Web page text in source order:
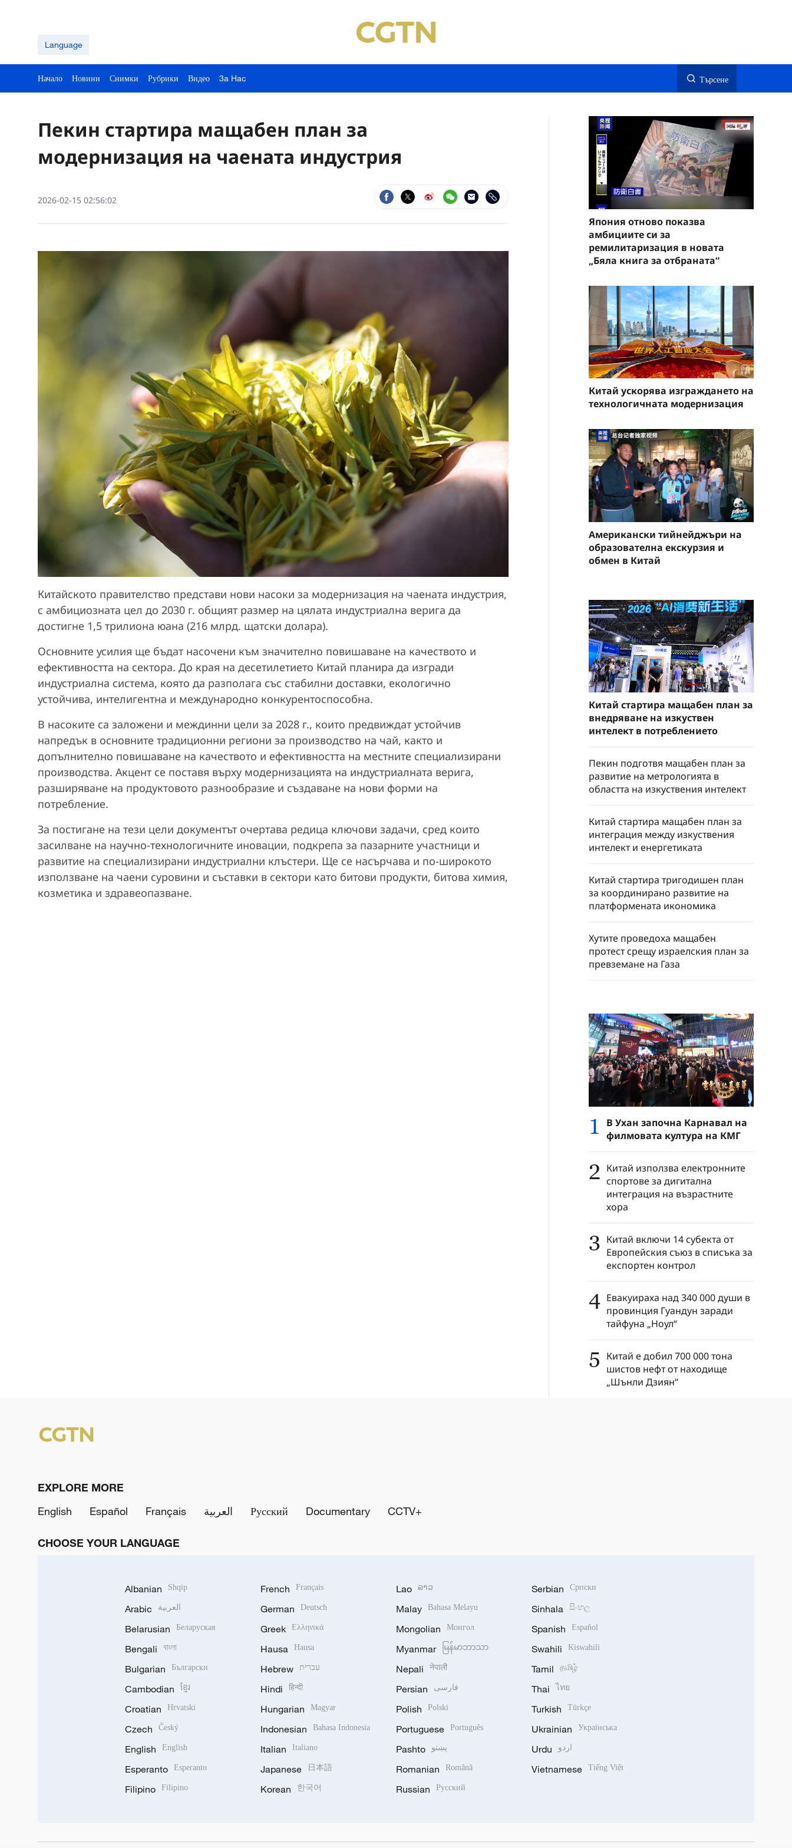
Language
Начало Новини Снимки Рубрики Видео 3a Hac Търсене
Пекин стартира мащабен план за
модернизация на чаената индустрия
2026-02-15 02:56:02
Китайското правителство представи нови насоки за модернизация на чаената индустрия,
с амбициозната цел до 2030 г. общият размер на цялата индустриална верига да
достигне 1,5 трилиона юана (216 млрд. щатски долара).
Основните усилия ще бъдат насочени към значително повишаване на качеството и
ефективността на сектора. До края на десетилетието Китай планира да изгради
индустриална система, която да разполага със стабилни доставки, екологично
устойчива, интелигентна и международно конкурентоспособна.
В насоките са заложени и междинни цели за 2028 г., които предвиждат устойчив
напредък в основните традиционни региони за производство на чай, както и
допълнително повишаване на качеството и ефективността на местните специализирани
производства. Акцент се поставя върху модернизацията на индустриалната верига,
разширяване на продуктовото разнообразие и създаване на нови форми на
потребление.
За постигане на тези цели документът очертава редица ключови задачи, сред които
засилване на научно-технологичните иновации, подкрепа за пазарните участници и
развитие на специализирани индустриални клъстери. Ще се насърчава и по-широкото
използване на чаени суровини и съставки в сектори като битови продукти, битова химия,
козметика и здравеопазване.
Япония отново показва
амбициите си за
ремилитаризация в новата
„Бяла книга за отбраната“
Китай ускорява изграждането на
технологичната модернизация
Американски тийнейджъри на
образователна екскурзия и
обмен в Китай
Китай стартира мащабен план за
внедряване на изкуствен
интелект в потреблението
Пекин подготвя мащабен план за
развитие на метрологията в
областта на изкуствения интелект
Китай стартира мащабен план за
интеграция между изкуствения
интелект и енергетиката
Китай стартира тригодишен план
за координирано развитие на
платформената икономика
Хутите проведоха мащабен
протест срещу израелския план за
превземане на Газа
1
В Ухан започна Карнавал на
филмовата култура на КМГ
2 Китай използва електронните
спортове за дигитална
интеграция на възрастните
хора
3 Китай включи 14 субекта от
Европейския съюз в списъка за
експортен контрол
4 Евакуираха над 340 000 души в
провинция Гуандун заради
тайфуна „Ноул“
5 Китай е добил 700 000 тона
шистов нефт от находище
„Шънли Дзиян“
EXPLORE MORE
English
Español Français العربية Русский Documentary CCTV+
CHOOSE YOUR LANGUAGE
Albanian Shqip
Arabic العربية
Belarusian Беларуская
Bengali বাংলা
Bulgarian Български
Cambodian ខ្មែរ
Croatian Hrvatski
Czech Český
English English
Esperanto Esperanto
Filipino Filipino
French Français
German Deutsch
Greek Ελληνικά
Hausa Hausa
Hebrew עברית
Hindi हिन्दी
Hungarian Magyar
Indonesian Bahasa Indonesia
Italian Italiano
Japanese 日本語
Korean 한국어
Lao ລາວ
Malay Bahasa Melayu
Mongolian Монгол
Myanmar မြန်မာဘာသာ
Nepali नेपाली
Persian فارسی
Polish Polski
Portuguese Português
Pashto پښتو
Romanian Română
Russian Русский
Serbian Српски
Sinhala සිංහල
Spanish Español
Swahili Kiswahili
Tamil தமிழ்
Thai ไทย
Turkish Türkçe
Ukrainian Українська
Urdu اردو
Vietnamese Tiếng Việt